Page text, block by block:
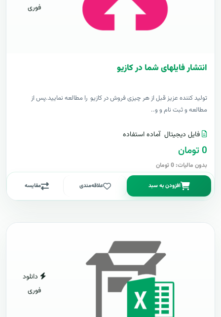
فوری
انتشار فایلهای شما در کازیو
توليد کننده عزيز قبل از هر چیزی فروش در کازیو را مطالعه نمایید.پس از
مطالعه و ثبت نام و و..
فایل دیجیتال آماده استفاده
0 تومان
بدون مالیات: 0 تومان
افزودن به سبد علاقه‌مندی مقایسه
دانلود
فوری